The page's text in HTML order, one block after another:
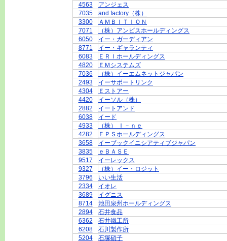
4563
アンジェス
7035
and factory（株）
3300
ＡＭＢＩＴＩＯＮ
7071
（株）アンビスホールディングス
6050
イー・ガーディアン
8771
イー・ギャランティ
6083
ＥＲＩホールディングス
4820
ＥＭシステムズ
7036
（株）イーエムネットジャパン
2493
イーサポートリンク
4304
Ｅストアー
4420
イーソル（株）
2882
イートアンド
6038
イード
4933
（株） Ｉ－ｎｅ
4282
ＥＰＳホールディングス
3658
イーブックイニシアティブジャパン
3835
ｅＢＡＳＥ
9517
イーレックス
9327
（株）イー・ロジット
3796
いい生活
2334
イオレ
3689
イグニス
8714
池田泉州ホールディングス
2894
石井食品
6362
石井鐵工所
6208
石川製作所
5204
石塚硝子